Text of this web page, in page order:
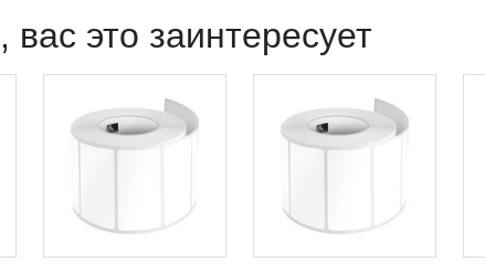
это заинтересует